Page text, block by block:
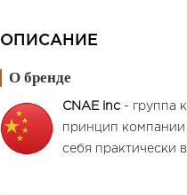
ОПИСАНИЕ
О бренде
CNAE inc - группа
принцип компании
себя практически